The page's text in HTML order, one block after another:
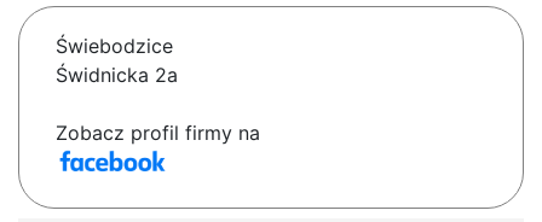
Świebodzice
Świdnicka 2a
Zobacz profil firmy na